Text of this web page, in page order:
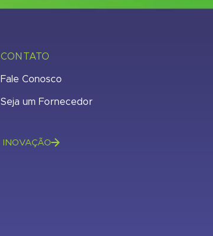
CONTATO
Fale Conosco
Seja um Fornecedor
INOVAÇÃO